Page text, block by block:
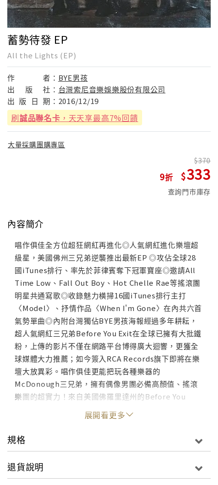
蓄勢待發 EP
All the Lights (EP)
作 者： BYE男孩
出
版 社： 台灣索尼音樂娛樂股份有限公司
出 版 日 期： 2016/12/19
刷誠品聯名卡 ，天天享最高7%回饋
大量採購團購專區
9
370
333
查詢門市庫存
內容簡介
唱作俱佳全方位超狂網紅再進化◎人氣網紅進化樂壇超
級星，美國佛州三兄弟逆襲推出最新EP ◎攻佔全球28
國iTunes排行、率先於菲律賓奪下冠軍寶座◎邀請All
Time Low、Fall Out Boy、Hot Chelle Rae等搖滾團
明星共通寫歌◎收錄魅力橫掃16國iTunes排行主打
〈Model〉、抒情作品〈When I'm Gone〉在內共六首
氣勢單曲◎內附台灣獨佔BYE男孩海報經過多年耕耘，
超人氣網紅三兄弟Before You Exit在全球已擁有大批鐵
粉，上傳的影片不僅在網路平台博得廣大迴響，更獲全
球媒體大力推薦；如今簽入RCA Records旗下即將在樂
壇大放異彩。唱作俱佳更能把玩各種樂器的
McDonough三兄弟，擁有偶像男團必備高顏值、搖滾
樂團的超實力！來自美國佛羅里達州的Before You
Exit，成員分別為大哥Connor(23歲)負責主奏鋼琴/鍵
盤、二哥Riley(21歲)專司主唱、小弟Toby(18歲)則是
吉他彈奏的箇中好手。2009年獨立發行首張EP《A
Short Story Long》後即加入龐克搖滾樂團All Time
順勢推出第二張EP《Letting Go》滿足樂迷的期待。
展開看更多
規格
退貨說明